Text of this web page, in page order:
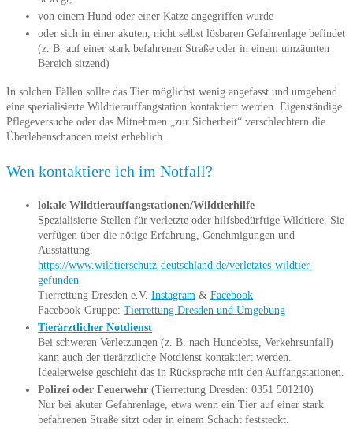
von einem Hund oder einer Katze angegriffen wurde
oder sich in einer akuten, nicht selbst lösbaren Gefahrenlage befindet
(z. B. auf einer stark befahrenen Straße oder in einem umzäunten
Bereich sitzend)
In solchen Fällen sollte das Tier möglichst wenig angefasst und umgehend
eine spezialisierte Wildtierauffangstation kontaktiert werden. Eigenständige
Pflegeversuche oder das Mitnehmen „zur Sicherheit“ verschlechtern die
Überlebenschancen meist erheblich.
Wen kontaktiere ich im Notfall?
lokale Wildtierauffangstationen/Wildtierhilfe
Spezialisierte Stellen für verletzte oder hilfsbedürftige Wildtiere. Sie
verfügen über die nötige Erfahrung, Genehmigungen und
Ausstattung.
https://www.wildtierschutz-deutschland.de/verletztes-wildtier-
gefunden
Tierrettung Dresden e.V. Instagram & Facebook
Facebook-Gruppe: Tierrettung Dresden und Umgebung
Tierärztlicher Notdienst
Bei schweren Verletzungen (z. B. nach Hundebiss, Verkehrsunfall)
kann auch der tierärztliche Notdienst kontaktiert werden.
Idealerweise geschieht das in Rücksprache mit den Auffangstationen.
Polizei oder Feuerwehr (Tierrettung Dresden: 0351 501210)
Nur bei akuter Gefahrenlage, etwa wenn ein Tier auf einer stark
befahrenen Straße sitzt oder in einem Schacht feststeckt.